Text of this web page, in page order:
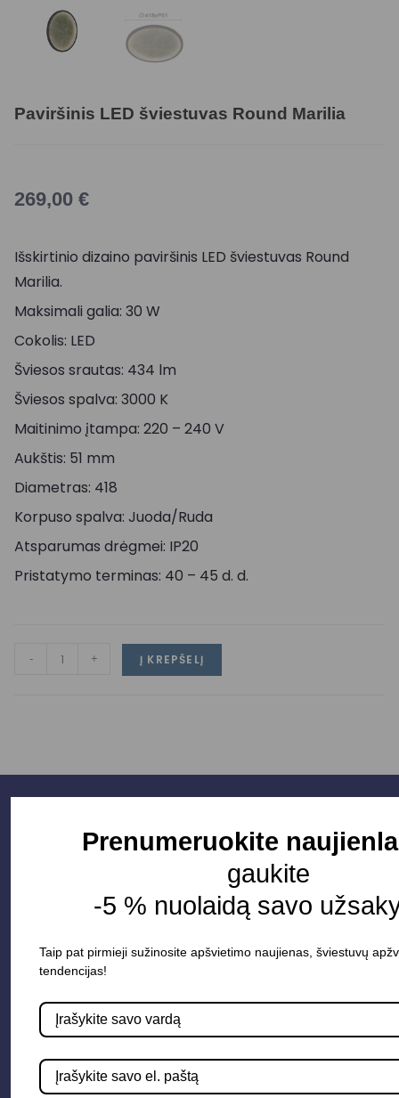
Paviršinis LED šviestuvas Round Marilia
269,00 €
Išskirtinio dizaino paviršinis LED šviestuvas Round
Marilia.
Maksimali galia: 30 W
Cokolis: LED
Šviesos srautas: 434 lm
Šviesos spalva: 3000 K
Maitinimo įtampa: 220 – 240 V
Aukštis: 51 mm
Diametras: 418
Korpuso spalva: Juoda/Ruda
Atsparumas drėgmei: IP20
Pristatymo terminas: 40 – 45 d. d.
- + Į KREPŠELĮ
Apšvietimo sistemos
Elektros instaliacija
Lauko šviestuvai
Prenumeruokite
gaukite
-5 % nuolaidą savo
Taip pat pirmieji sužinosite apšvietimo naujienas, šviestuvų
tendencijas!